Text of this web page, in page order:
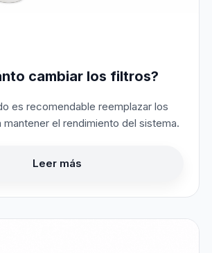
cambiar los filtros?
es recomendable reemplazar los
el rendimiento del sistema.
Leer más